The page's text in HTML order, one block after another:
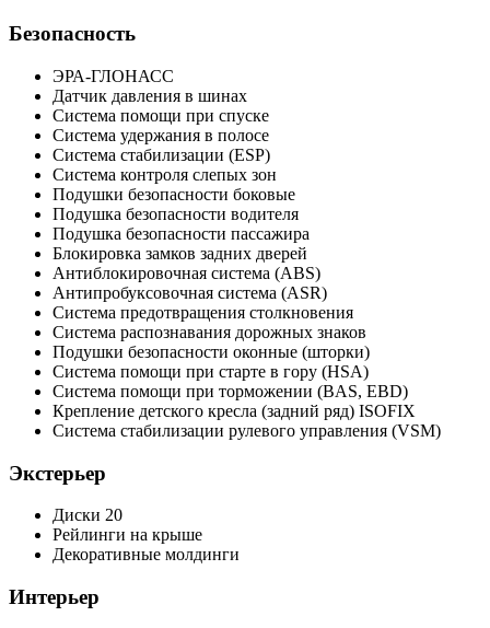
Безопасность
ЭРА-ГЛОНАСС
Датчик давления в шинах
Система помощи при спуске
Система удержания в полосе
Система стабилизации (ESP)
Система контроля слепых зон
Подушки безопасности боковые
Подушка безопасности водителя
Подушка безопасности пассажира
Блокировка замков задних дверей
Антиблокировочная система (ABS)
Антипробуксовочная система (ASR)
Система предотвращения столкновения
Система распознавания дорожных знаков
Подушки безопасности оконные (шторки)
Система помощи при старте в гору (HSA)
Система помощи при торможении (BAS, EBD)
Крепление детского кресла (задний ряд) ISOFIX
Система стабилизации рулевого управления (VSM)
Экстерьер
Диски 20
Рейлинги на крыше
Декоративные молдинги
Интерьер